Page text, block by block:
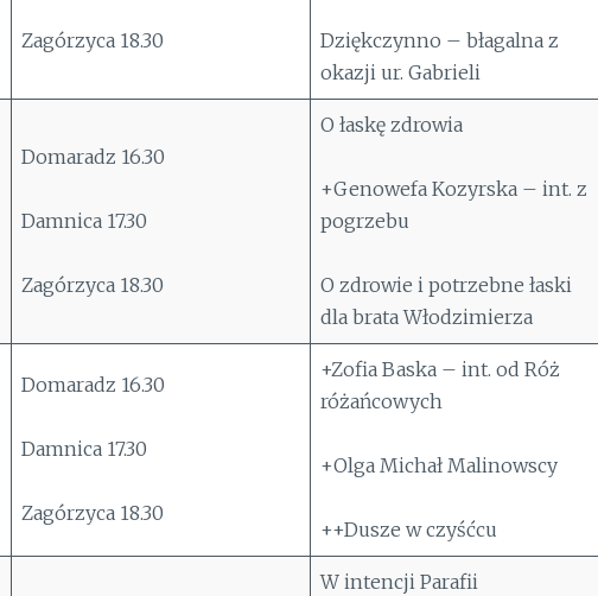
Zagórzyca 18.30
Dziękczynno – błagalna z
okazji ur. Gabrieli
Domaradz 16.30
Damnica 17.30
Zagórzyca 18.30
O łaskę zdrowia
+Genowefa Kozyrska – int. z
pogrzebu
O zdrowie i potrzebne łaski
dla brata Włodzimierza
Domaradz 16.30
Damnica 17.30
Zagórzyca 18.30
+Zofia Baska – int. od Róż
różańcowych
+Olga Michał Malinowscy
++Dusze w czyśćcu
W intencji Parafii